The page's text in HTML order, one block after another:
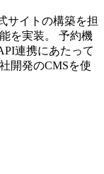
サイトの構築を担
を実装。 予約機
連携にあたって
開発のCMSを使